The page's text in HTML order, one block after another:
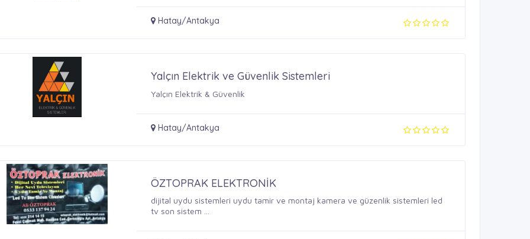
Hatay/Antakya
Yalçın Elektrik ve Güvenlik Sistemleri
Yalçın Elektrik & Güvenlik
Hatay/Antakya
ÖZTOPRAK ELEKTRONİK
dijital uydu sistemleri uydu tamir ve montaj kamera ve güzenlik sistemleri led
tv son sistem ...